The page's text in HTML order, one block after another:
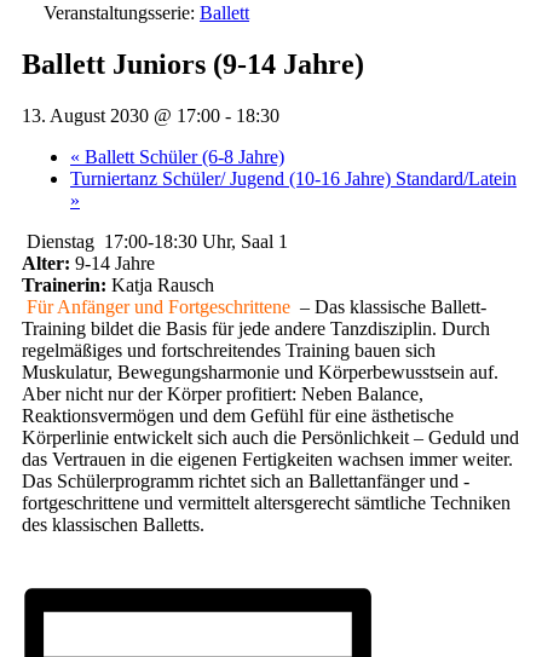
Veranstaltungsserie: Ballett
Ballett Juniors (9-14 Jahre)
13. August 2030 @ 17:00 - 18:30
« Ballett Schüler (6-8 Jahre)
Turniertanz Schüler/ Jugend (10-16 Jahre) Standard/Latein
»
Dienstag 17:00-18:30 Uhr, Saal 1
Alter: 9-14 Jahre
Trainerin: Katja Rausch
Für Anfänger und Fortgeschrittene – Das klassische Ballett-
Training bildet die Basis für jede andere Tanzdisziplin. Durch
regelmäßiges und fortschreitendes Training bauen sich
Muskulatur, Bewegungsharmonie und Körperbewusstsein auf.
Aber nicht nur der Körper profitiert: Neben Balance,
Reaktionsvermögen und dem Gefühl für eine ästhetische
Körperlinie entwickelt sich auch die Persönlichkeit – Geduld und
das Vertrauen in die eigenen Fertigkeiten wachsen immer weiter.
Das Schülerprogramm richtet sich an Ballettanfänger und -
fortgeschrittene und vermittelt altersgerecht sämtliche Techniken
des klassischen Balletts.